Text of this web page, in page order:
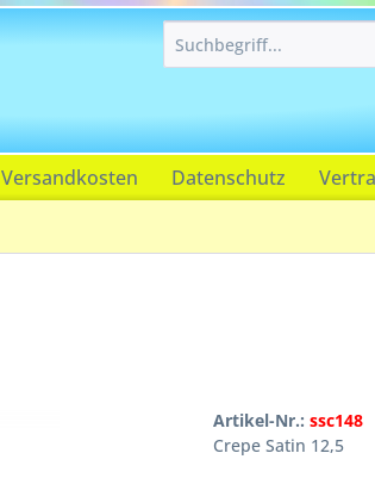
Versandkosten Datenschutz
Artikel-Nr.: ssc148
Crepe Satin 12,5